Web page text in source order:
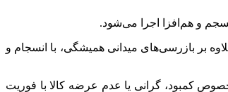
و هم‌افزا اجرا می‌شود.
بر بازرسی‌های میدانی همیشگی، با انسجام و
کمبود، گرانی یا عدم عرضه کالا با فوریت